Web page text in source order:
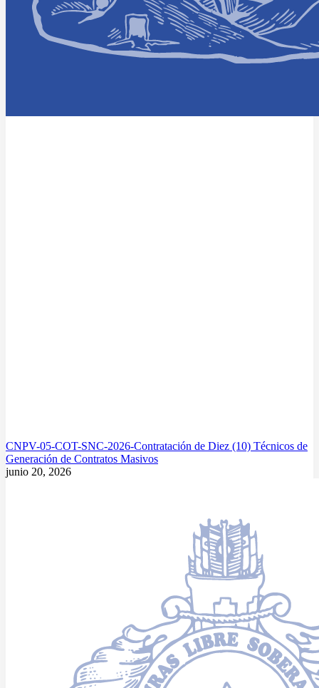
CNPV-05-COT-SNC-2026-Contratación de Diez (10) Técnicos de
Generación de Contratos Masivos
junio 20, 2026